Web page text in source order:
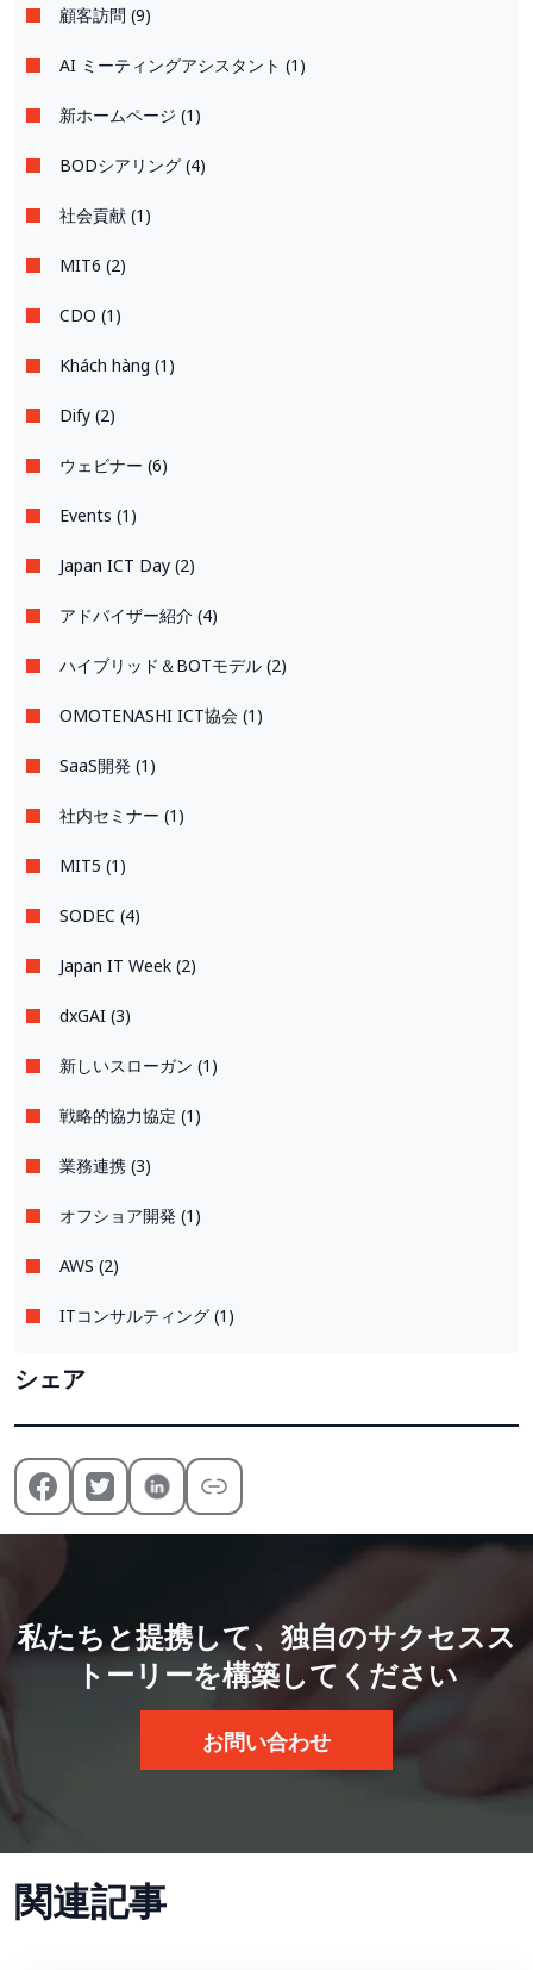
顧客訪問 (9)
AI ミーティングアシスタント (1)
新ホームページ (1)
BODシアリング (4)
社会貢献 (1)
MIT6 (2)
CDO (1)
Khách hàng (1)
Dify (2)
ウェビナー (6)
Events (1)
Japan ICT Day (2)
アドバイザー紹介 (4)
ハイブリッド＆BOTモデル (2)
OMOTENASHI ICT協会 (1)
SaaS開発 (1)
社内セミナー (1)
MIT5 (1)
SODEC (4)
Japan IT Week (2)
dxGAI (3)
新しいスローガン (1)
戦略的協力協定 (1)
業務連携 (3)
オフショア開発 (1)
AWS (2)
ITコンサルティング (1)
シェア
私たちと提携して、独自のサクセスス
トーリーを構築してください
お問い合わせ
関連記事